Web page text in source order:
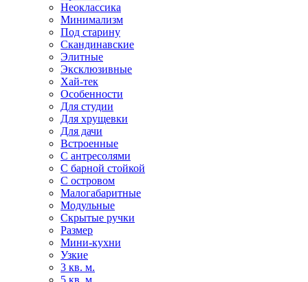
Неоклассика
Минимализм
Под старину
Скандинавские
Элитные
Эксклюзивные
Хай-тек
Особенности
Для студии
Для хрущевки
Для дачи
Встроенные
С антресолями
С барной стойкой
С островом
Малогабаритные
Модульные
Скрытые ручки
Размер
Мини-кухни
Узкие
3 кв. м.
5 кв. м.